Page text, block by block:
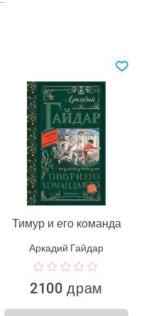
Тимур и его команда
Аркадий Гайдар
2100 драм